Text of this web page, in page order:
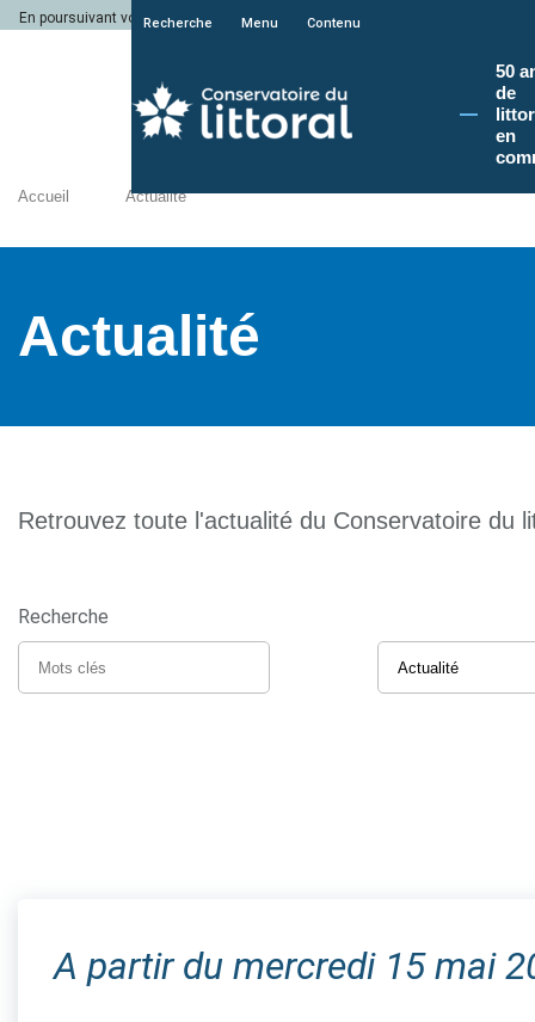
En poursuivant votre navigation sur le site du Conservatoire du littoral, vous
Recherche Menu Contenu
50
de
en
Accueil Actualité
Actualité
Retrouvez toute l'actualité du Conservatoire du
Recherche
A partir du mercredi 15 mai